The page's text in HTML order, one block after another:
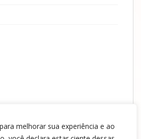
melhorar sua experiência e ao